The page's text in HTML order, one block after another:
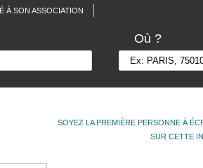
À SON ASSOCIATION
Où ?
SOYEZ LA PREMIÈRE PERSONNE À
SUR CETTE